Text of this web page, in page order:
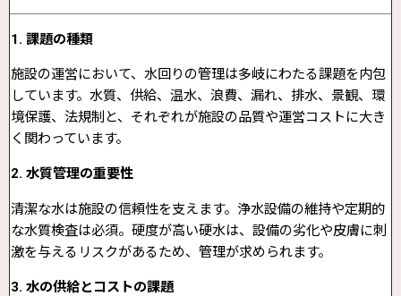
1. 課題の種類
施設の運営において、水回りの管理は多岐にわたる課題を内包
しています。水質、供給、温水、浪費、漏れ、排水、景観、環
境保護、法規制と、それぞれが施設の品質や運営コストに大き
く関わっています。
2. 水質管理の重要性
清潔な水は施設の信頼性を支えます。浄水設備の維持や定期的
な水質検査は必須。硬度が高い硬水は、設備の劣化や皮膚に刺
激を与えるリスクがあるため、管理が求められます。
3. 水の供給とコストの課題